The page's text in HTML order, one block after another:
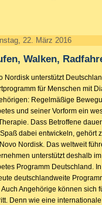
22. März 2016
Walken,
Nordisk unterstützt
für Menschen mit
Regelmäßige
und seiner Vorform ein
Dass Betroffene
dabei entwickeln, gehört
Nordisk. Das weltweit
unterstützt deshalb
Programm Deutschland.
deutschlandweite
Auch Angehörige können sich
Denn wie eine